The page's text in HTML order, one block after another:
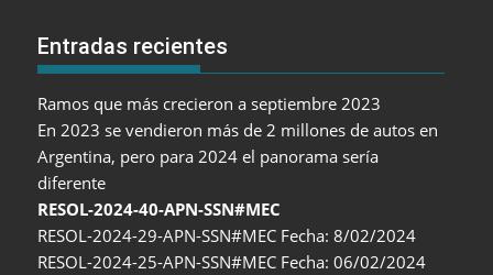
Entradas recientes
Ramos que más crecieron a septiembre 2023
En 2023 se vendieron más de 2 millones de autos en
Argentina, pero para 2024 el panorama sería
diferente
RESOL-2024-40-APN-SSN#MEC
RESOL-2024-29-APN-SSN#MEC Fecha: 8/02/2024
RESOL-2024-25-APN-SSN#MEC Fecha: 06/02/2024